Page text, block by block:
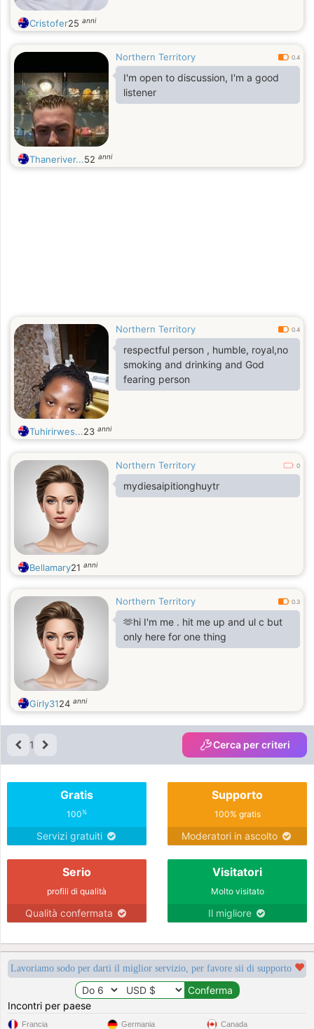
Cristofer25 anni
Northern Territory 0.4
I'm open to discussion, I'm a good
listener
Thaneriver...52 anni
Northern Territory 0.4
respectful person , humble, royal,no
smoking and drinking and God
fearing person
Tuhirirwes...23 anni
Northern Territory 0
mydiesaipitionghuytr
Bellamary21 anni
Northern Territory 0.3
🫶hi I'm me . hit me up and ul c but
only here for one thing
Girly3124 anni
1 Cerca per criteri
Gratis
100%
Servizi gratuiti
Supporto
100% gratis
Moderatori in ascolto
Serio
profili di qualità
Qualità confermata
Visitatori
Molto visitato
Il migliore
Lavoriamo sodo per darti il miglior servizio, per favore sii di supporto
Incontri per paese
Francia Germania Canada